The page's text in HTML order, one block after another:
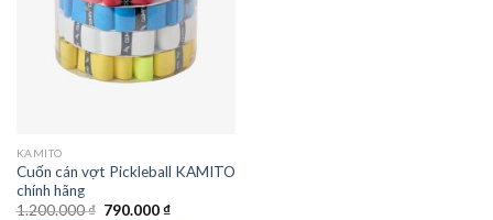
KAMITO
Cuốn cán vợt Pickleball KAMITO
chính hãng
1.200.000₫ Giá
790.000₫Giá